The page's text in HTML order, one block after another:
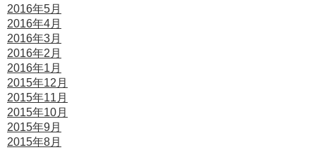
2016年5月
2016年4月
2016年3月
2016年2月
2016年1月
2015年12月
2015年11月
2015年10月
2015年9月
2015年8月